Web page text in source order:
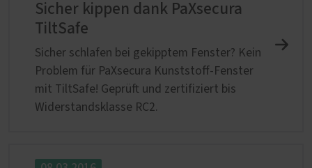
Sicher kippen dank PaXsecura
TiltSafe
Sicher schlafen bei gekipptem Fenster? Kein
Problem für PaXsecura Kunststoff-Fenster
mit TiltSafe! Geprüft und zertifiziert bis
Widerstandsklasse RC2.